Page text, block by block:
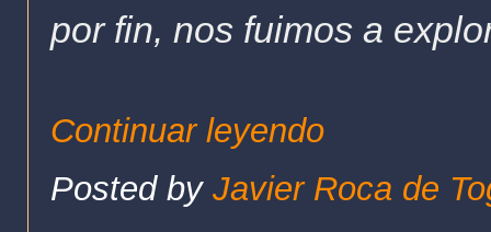
por fin, nos fuimos a
Continuar leyendo
Posted by Javier Roca de